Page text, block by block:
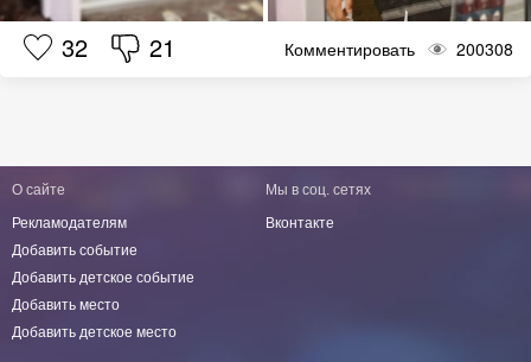
32 21 Комментировать 200308
О сайте
Рекламодателям
Добавить событие
Добавить детское событие
Добавить место
Добавить детское место
Мы в соц. сетях
Вконтакте